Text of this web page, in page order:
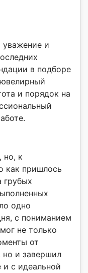
уважение и
в подборе
и порядок на
но, к
как пришлось
грубых
одно
с пониманием
не только
от
и завершил
с идеальной